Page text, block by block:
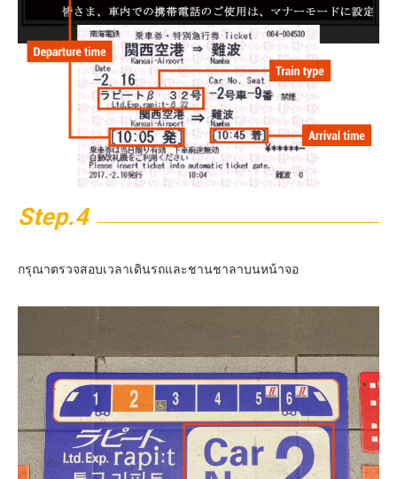
Step.4
กรุณาตรวจสอบเวลาเดินรถและชานชาลาบนหน้าจอ